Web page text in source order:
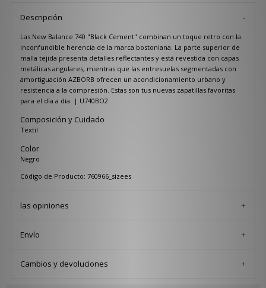
Descripción
Las New Balance 740 "Black Cement" combinan un toque retro con la
inconfundible herencia de la marca bostoniana. La parte superior de
malla tejida presenta detalles reflectantes y está revestida con capas
metálicas angulares, mientras que las entresuelas segmentadas con
amortiguación AZBORB ofrecen un acondicionamiento urbano y
resistencia a la compresión. Estas son tus nuevas zapatillas favoritas
para el día a día. | U740BO2
Composición y Cuidado
Textil
Color
Negro
Código de Producto: 760966_sizees
las opiniones
Envío
Cambios y devoluciones